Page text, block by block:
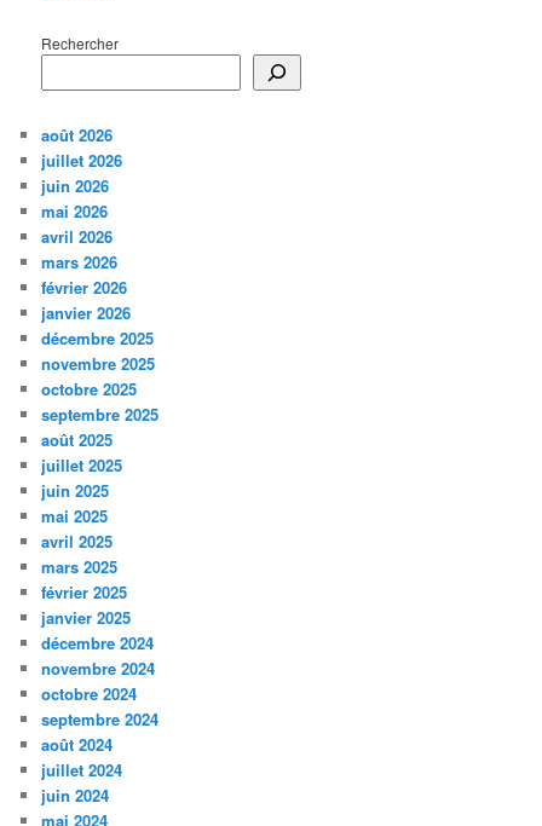
Rechercher
août 2026
juillet 2026
juin 2026
mai 2026
avril 2026
mars 2026
février 2026
janvier 2026
décembre 2025
novembre 2025
octobre 2025
septembre 2025
août 2025
juillet 2025
juin 2025
mai 2025
avril 2025
mars 2025
février 2025
janvier 2025
décembre 2024
novembre 2024
octobre 2024
septembre 2024
août 2024
juillet 2024
juin 2024
mai 2024